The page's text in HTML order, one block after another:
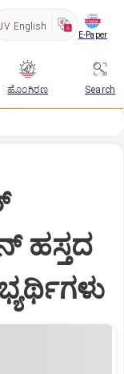
English
E-Paper
ಹೊಂಗಿರಣ Search
ಹಸ್ತದ